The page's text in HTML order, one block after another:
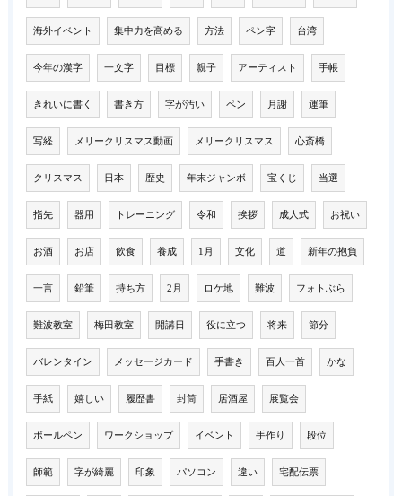
海外イベント 集中力を高める 方法 ペン字 台湾
今年の漢字 一文字 目標 親子 アーティスト 手帳
きれいに書く 書き方 字が汚い ペン 月謝 運筆
写経 メリークリスマス動画 メリークリスマス 心斎橋
クリスマス 日本 歴史 年末ジャンボ 宝くじ 当選
指先 器用 トレーニング 令和 挨拶 成人式 お祝い
お酒 お店 飲食 養成 1月 文化 道 新年の抱負
一言 鉛筆 持ち方 2月 ロケ地 難波 フォトぶら
難波教室 梅田教室 開講日 役に立つ 将来 節分
バレンタイン メッセージカード 手書き 百人一首 かな
手紙 嬉しい 履歴書 封筒 居酒屋 展覧会
ボールペン ワークショップ イベント 手作り 段位
師範 字が綺麗 印象 パソコン 違い 宅配伝票